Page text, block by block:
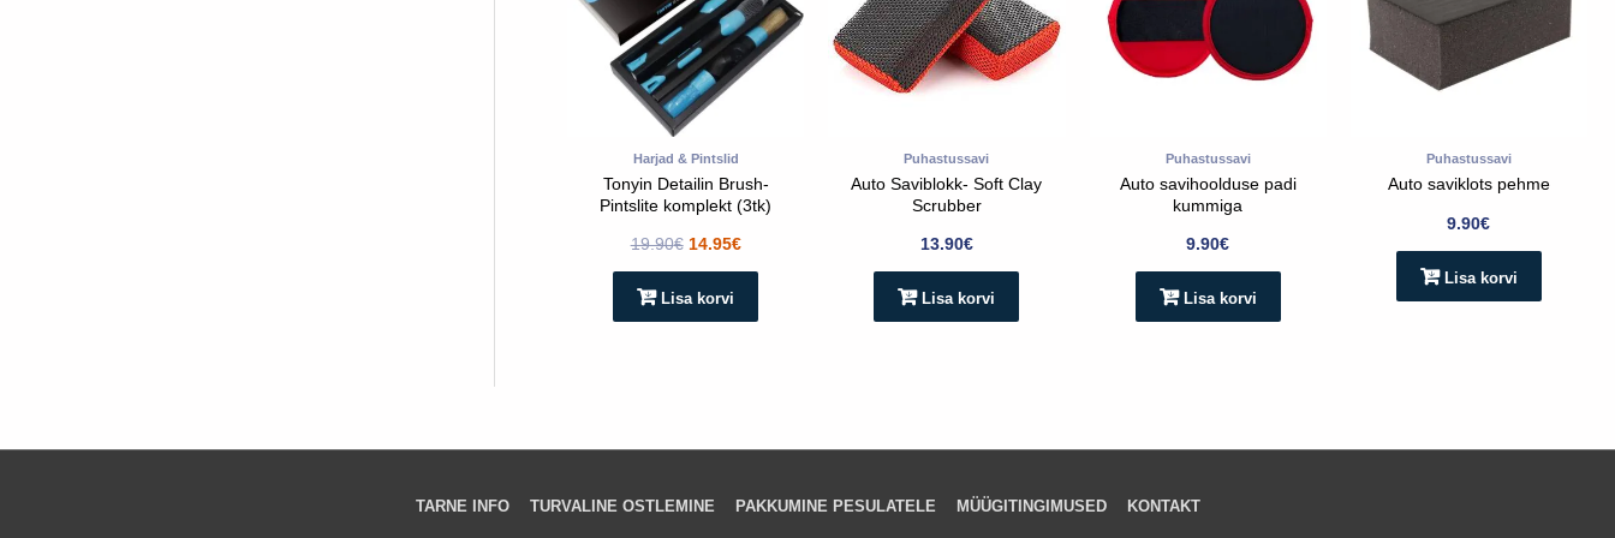
Harjad & Pintslid
Tonyin Detailin Brush-
Pintslite komplekt (3tk)
19.90€ 14.95€
Lisa korvi
Puhastussavi
Auto Saviblokk- Soft Clay
Scrubber
13.90€
Lisa korvi
Puhastussavi
Auto savihoolduse padi
kummiga
9.90€
Lisa korvi
Puhastussavi
Auto saviklots pehme
9.90€
Lisa korvi
TARNE INFO TURVALINE OSTLEMINE PAKKUMINE PESULATELE MÜÜGITINGIMUSED KONTAKT